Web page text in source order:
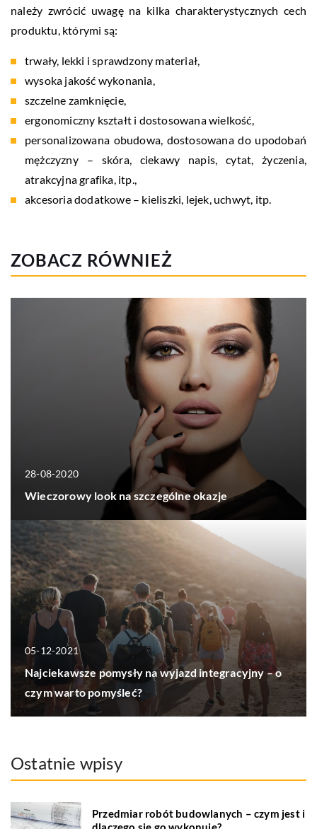
należy zwrócić uwagę na kilka charakterystycznych cech
produktu, którymi są:
trwały, lekki i sprawdzony materiał,
wysoka jakość wykonania,
szczelne zamknięcie,
ergonomiczny kształt i dostosowana wielkość,
personalizowana obudowa, dostosowana do upodobań
mężczyzny – skóra, ciekawy napis, cytat, życzenia,
atrakcyjna grafika, itp.,
akcesoria dodatkowe – kieliszki, lejek, uchwyt, itp.
ZOBACZ RÓWNIEŻ
28-08-2020
Wieczorowy look na szczególne okazje
05-12-2021
Najciekawsze pomysły na wyjazd integracyjny – o
czym warto pomyśleć?
Ostatnie wpisy
Przedmiar robót budowlanych – czym jest i